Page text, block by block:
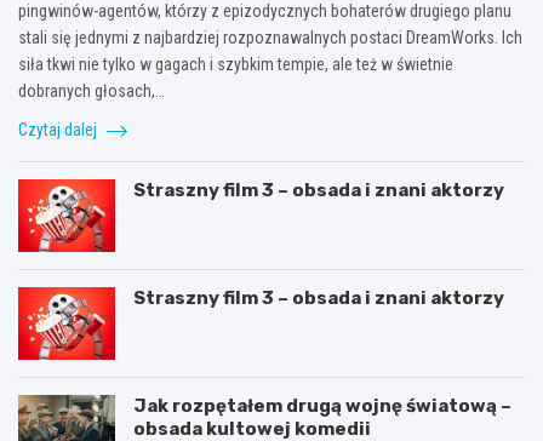
pingwinów-agentów, którzy z epizodycznych bohaterów drugiego planu
stali się jednymi z najbardziej rozpoznawalnych postaci DreamWorks. Ich
siła tkwi nie tylko w gagach i szybkim tempie, ale też w świetnie
dobranych głosach,…
Czytaj dalej
Straszny film 3 – obsada i znani aktorzy
Straszny film 3 – obsada i znani aktorzy
Jak rozpętałem drugą wojnę światową –
obsada kultowej komedii